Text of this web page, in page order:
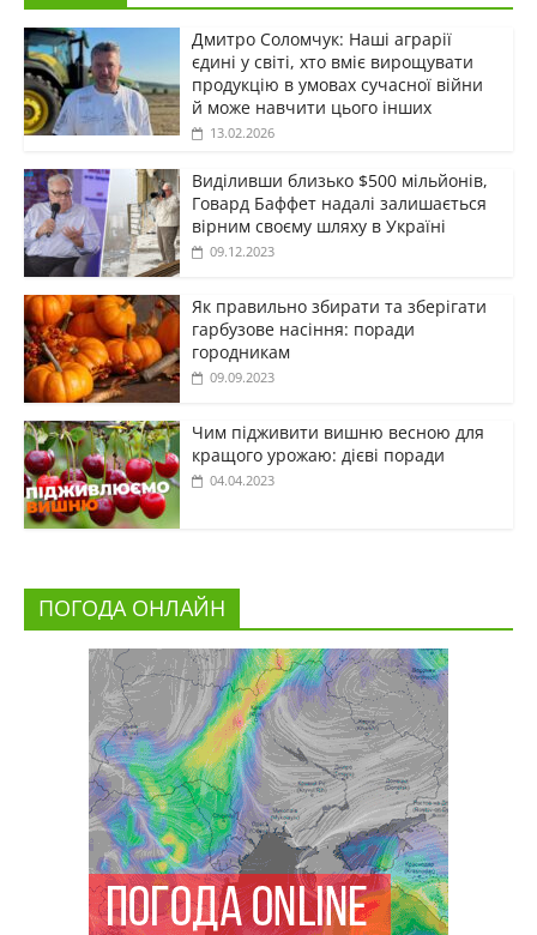
Дмитро Соломчук: Наші аграрії
єдині у світі, хто вміє вирощувати
продукцію в умовах сучасної війни
й може навчити цього інших
13.02.2026
Виділивши близько $500 мільйонів,
Говард Баффет надалі залишається
вірним своєму шляху в Україні
09.12.2023
Як правильно збирати та зберігати
гарбузове насіння: поради
городникам
09.09.2023
Чим підживити вишню весною для
кращого урожаю: дієві поради
04.04.2023
ПОГОДА ОНЛАЙН